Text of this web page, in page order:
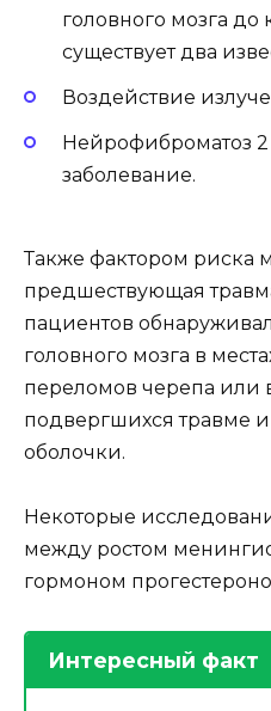
головного мозга
существует два
Воздействие
Нейрофиброматоз 2
заболевание.
Также фактором риска
предшествующая
пациентов
головного мозга в
переломов черепа или
подвергшихся травме
оболочки.
Некоторые
между ростом
гормоном
Интересный факт